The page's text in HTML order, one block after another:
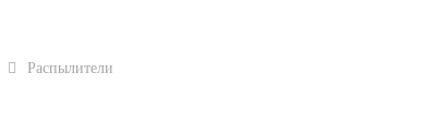
Распылители